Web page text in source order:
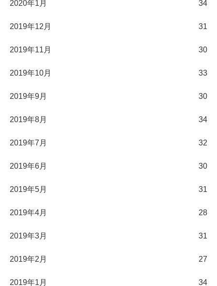
2020年1月 34
2019年12月 31
2019年11月 30
2019年10月 33
2019年9月 30
2019年8月 34
2019年7月 32
2019年6月 30
2019年5月 31
2019年4月 28
2019年3月 31
2019年2月 27
2019年1月 34